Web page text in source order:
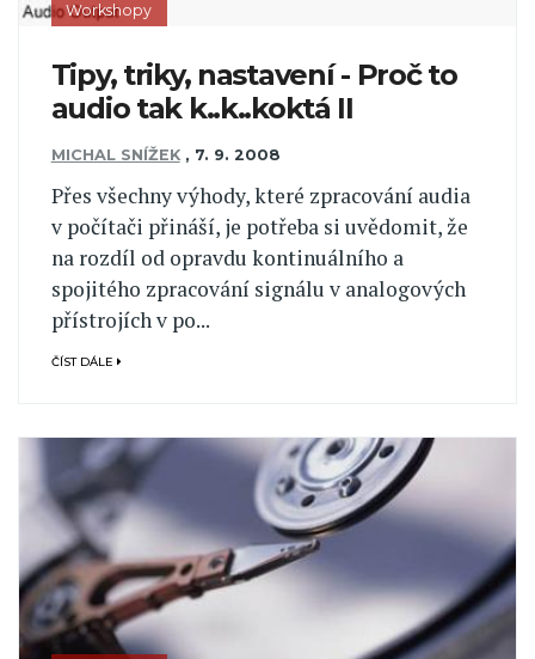
Workshopy
Tipy, triky, nastavení - Proč to
audio tak k..k..koktá II
MICHAL SNÍŽEK , 7. 9. 2008
Přes všechny výhody, které zpracování audia
v počítači přináší, je potřeba si uvědomit, že
na rozdíl od opravdu kontinuálního a
spojitého zpracování signálu v analogových
přístrojích v po...
ČÍST DÁLE